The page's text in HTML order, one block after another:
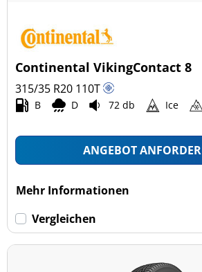
Continental VikingContact 8
315/35 R20 110T
B D 72 db Ice
ANGEBOT
Mehr Informationen
Vergleichen